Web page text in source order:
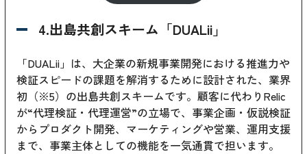
4.出島共創スキーム「DUALii」
「DUALii」は、大企業の新規事業開発における推進力や
検証スピードの課題を解消するために設計された、業界
初（※5）の出島共創スキームです。顧客に代わりRelic
が“代理検証・代理運営”の立場で、事業企画・仮説検証
からプロダクト開発、マーケティングや営業、運用支援
まで、事業主体としての機能を一気通貫で担います。